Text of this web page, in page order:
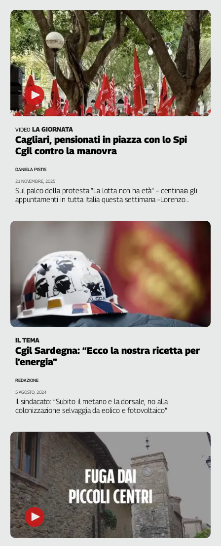
VIDEO LA GIORNATA
Cagliari, pensionati in piazza con lo Spi
Cgil contro la manovra
Sul palco della protesta “La lotta non ha età” – centinaia gli
appuntamenti in tutta Italia questa settimana –Lorenzo
DANIELA PISTIS
21 NOVEMBRE, 2025
IL TEMA
Cgil Sardegna: “Ecco la nostra ricetta per
l’energia”
Il sindacato: “Subito il metano e la dorsale, no alla
colonizzazione selvaggia da eolico e fotovoltaico”
REDAZIONE
5 AGOSTO, 2024